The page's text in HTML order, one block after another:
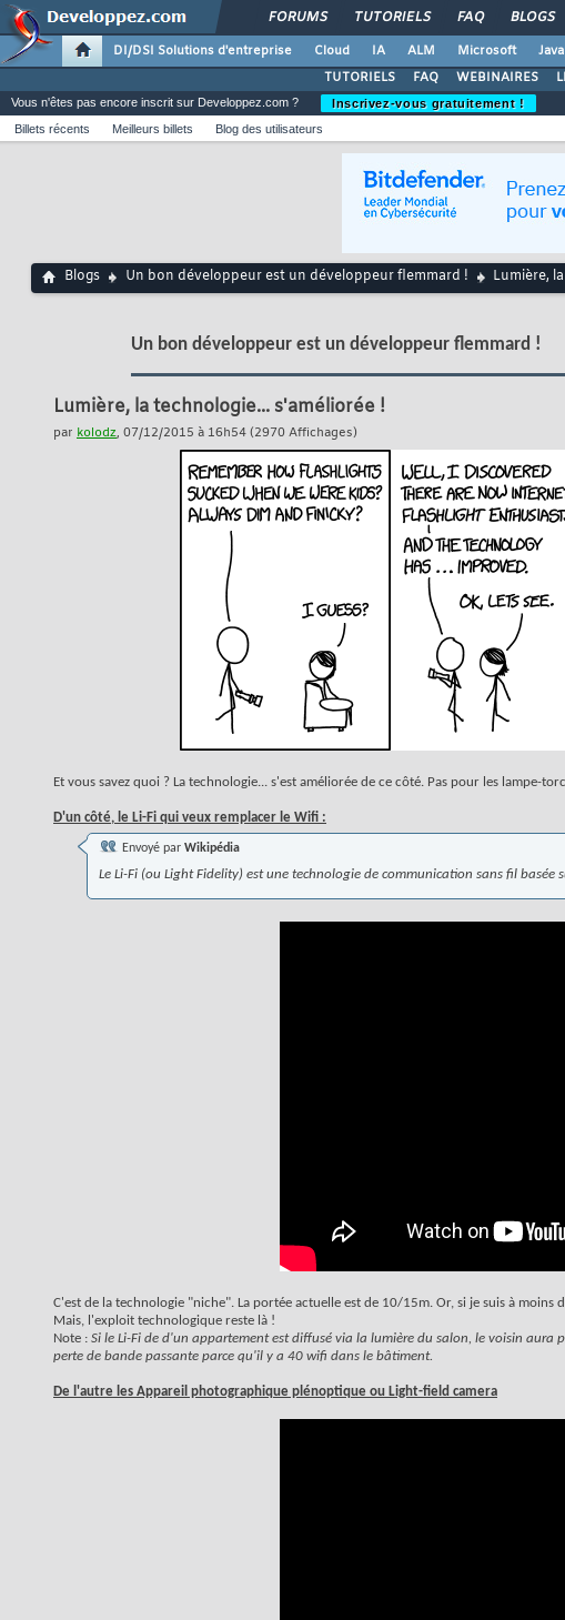
FORUMS TUTORIELS FAQ BLOGS
DI/DSI Solutions d'entreprise Cloud IA ALM Microsoft Java
TUTORIELS
FAQ WEBINAIRES
Vous n'êtes pas encore inscrit sur Developpez.com ?
Inscrivez-vous gratuitement !
Billets récents
Meilleurs billets Blog des utilisateurs
Blogs Un bon développeur est un développeur flemmard ! Lumière,
Un bon développeur est un développeur flemmard !
Lumière, la technologie... s'améliorée !
par kolodz, 07/12/2015 à 16h54 (2970 Affichages)
Et vous savez quoi ? La technologie... s'est améliorée de ce côté. Pas pour les lampe-
D'un côté, le Li-Fi qui veux remplacer le Wifi :
Envoyé par Wikipédia
Le Li-Fi (ou Light Fidelity) est une technologie de communication sans fil basée
C'est de la technologie "niche". La portée actuelle est de 10/15m. Or, si je suis à
Mais, l'exploit technologique reste là !
Note : Si le Li-Fi de d'un appartement est diffusé via la lumière du salon, le voisin
perte de bande passante parce qu'il y a 40 wifi dans le bâtiment.
De l'autre les Appareil photographique plénoptique ou Light-field camera